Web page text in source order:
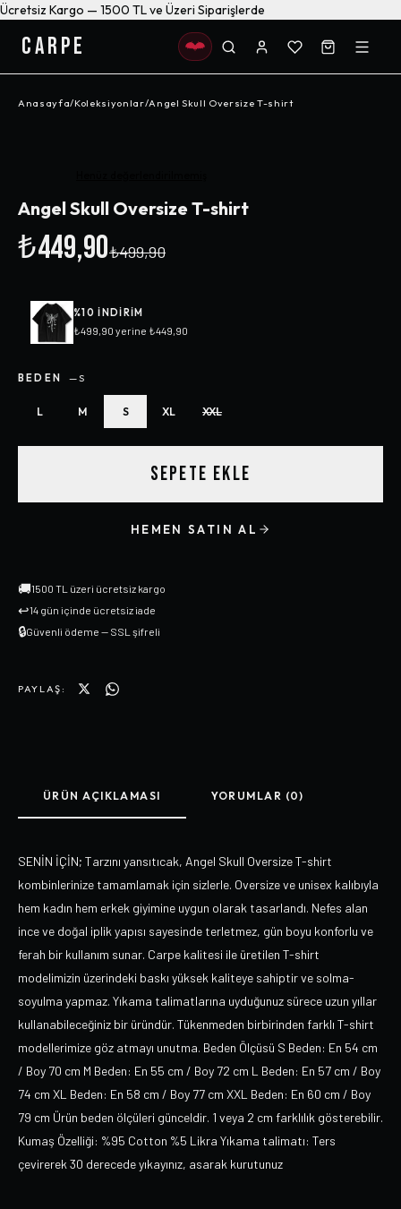
Ücretsiz Kargo — 1500 TL ve Üzeri Siparişlerde
CARPE
Anasayfa/Koleksiyonlar/Angel Skull Oversize T-shirt
Angel Skull Oversize T-shirt
₺449,90₺499,90
%10 INDIRIM
₺499,90 yerine ₺449,90
BEDEN —S
L M S XL XXL
SEPETE EKLE
HEMEN SATIN AL
🚚1500 TL üzeri ücretsiz kargo
↩14 gün içinde ücretsiz iade
🔒Güvenli ödeme — SSL şifreli
PAYLAŞ:
ÜRÜN AÇIKLAMASI YORUMLAR (0)
SENİN İÇİN; Tarzını yansıtıcak, Angel Skull Oversize T-shirt
kombinlerinize tamamlamak için sizlerle. Oversize ve unisex kalıbıyla
hem kadın hem erkek giyimine uygun olarak tasarlandı. Nefes alan
ince ve doğal iplik yapısı sayesinde terletmez, gün boyu konforlu ve
ferah bir kullanım sunar. Carpe kalitesi ile üretilen T-shirt
modelimizin üzerindeki baskı yüksek kaliteye sahiptir ve solma-
soyulma yapmaz. Yıkama talimatlarına uyduğunuz sürece uzun yıllar
kullanabileceğiniz bir üründür. Tükenmeden birbirinden farklı T-shirt
modellerimize göz atmayı unutma. Beden Ölçüsü S Beden: En 54 cm
/ Boy 70 cm M Beden: En 55 cm / Boy 72 cm L Beden: En 57 cm / Boy
74 cm XL Beden: En 58 cm / Boy 77 cm XXL Beden: En 60 cm / Boy
79 cm Ürün beden ölçüleri günceldir. 1 veya 2 cm farklılık gösterebilir.
Kumaş Özelliği: %95 Cotton %5 Likra Yıkama talimatı: Ters
çevirerek 30 derecede yıkayınız, asarak kurutunuz